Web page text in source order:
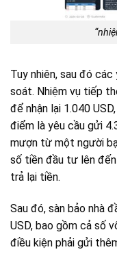
Tuy nhiên, sau đó
soát. Nhiệm vụ tiếp
để nhận lại 1.040
điểm là yêu cầu gửi
mượn từ một người
số tiền đầu tư lên
trả lại tiền.
Sau đó, sàn bảo nhà
USD, bao gồm cả số
điều kiện phải gửi